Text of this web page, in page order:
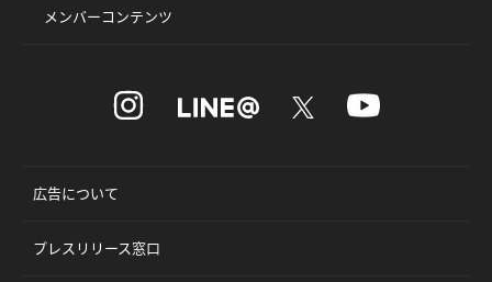
メンバーコンテンツ
広告について
プレスリリース窓口